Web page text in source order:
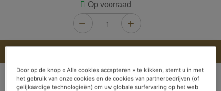
Op voorraad
Door op de knop « Alle cookies accepteren » te klikken, stemt u in met
het gebruik van onze cookies en de cookies van partnerbedrijven (of
gelijkaardige technologieën) om uw globale surfervaring op het web